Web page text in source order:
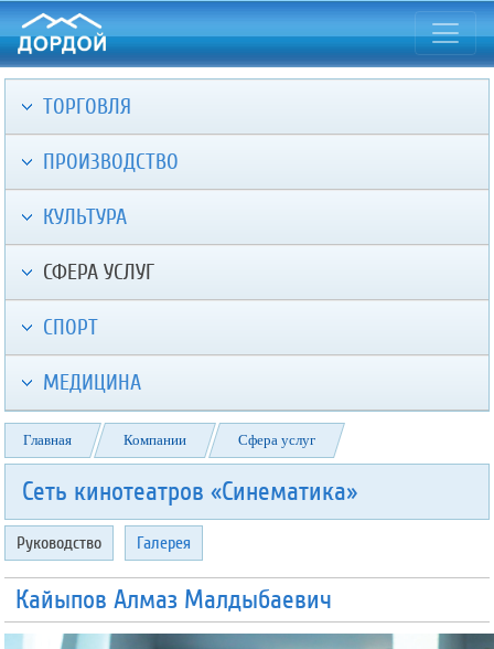
ТОРГОВЛЯ
ПРОИЗВОДСТВО
КУЛЬТУРА
СФЕРА УСЛУГ
СПОРТ
МЕДИЦИНА
Главная Компании Сфера услуг
Сеть кинотеатров «Синематика»
Руководство Галерея
Кайыпов Алмаз Малдыбаевич